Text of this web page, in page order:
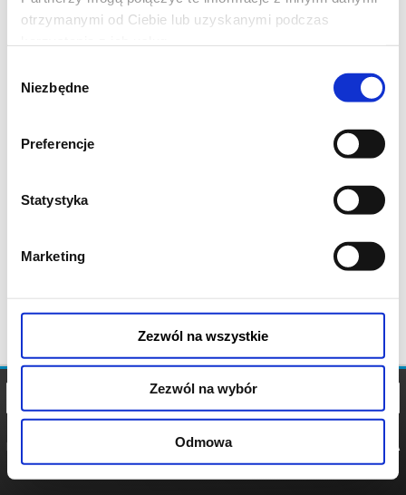
otrzymanymi od Ciebie lub uzyskanymi podczas
zgody
Niezbędne
Preferencje
Statystyka
Marketing
Zezwól na wszystkie
Zezwól na wybór
Odmowa
POLITYKA
POLITYKA